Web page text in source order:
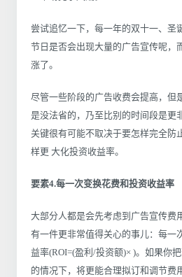
尝试追忆一下，每一年的双十一、
节日是否会出现大量的广告宣传呢，
涨了。
尽管一些阶段的广告收费会提高，但
是没法省的，乃至比别的时间段是更
关键很有可能不取决于要怎样完全防
样更 大化投资收益率。
要素4.每一次变换花费和投资收益率
大部分人都是会先考虑到广告宣传费
有一件更非常值得关心的事儿：每一
益率(ROI=(盈利/投资额)× )。如果你
的情况下，将更能合理拟订和调节费